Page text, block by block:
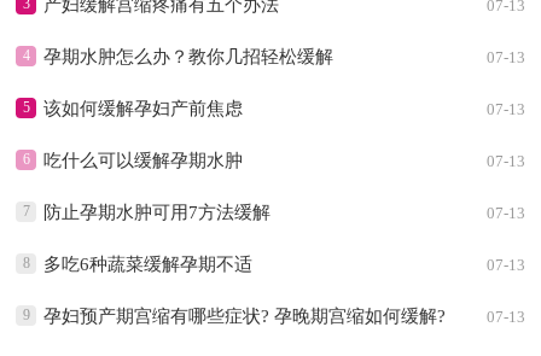
07-13
产妇缓解宫缩疼痛有五个办法
4 07-13
孕期水肿怎么办？教你几招轻松缓解
5 07-13
该如何缓解孕妇产前焦虑
6 07-13
吃什么可以缓解孕期水肿
7 07-13
防止孕期水肿可用7方法缓解
8 07-13
多吃6种蔬菜缓解孕期不适
9 07-13
孕妇预产期宫缩有哪些症状? 孕晚期宫缩如何缓解?